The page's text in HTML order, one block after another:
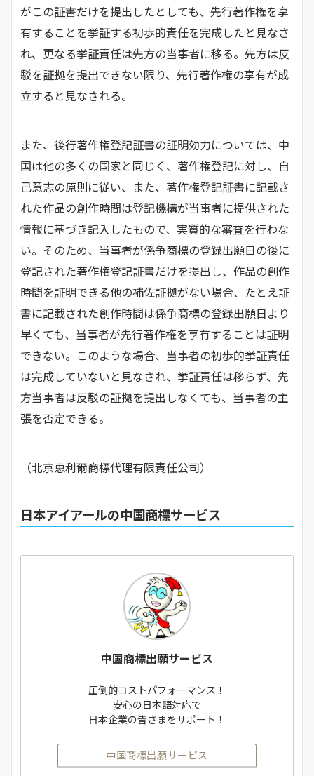
がこの証書だけを提出したとしても、先行著作権を享
有することを挙証する初歩的責任を完成したと見なさ
れ、更なる挙証責任は先方の当事者に移る。先方は反
駁を証拠を提出できない限り、先行著作権の享有が成
立すると見なされる。
また、後行著作権登記証書の証明効力については、中
国は他の多くの国家と同じく、著作権登記に対し、自
己意志の原則に従い、また、著作権登記証書に記載さ
れた作品の創作時間は登記機構が当事者に提供された
情報に基づき記入したもので、実質的な審査を行わな
い。そのため、当事者が係争商標の登録出願日の後に
登記された著作権登記証書だけを提出し、作品の創作
時間を証明できる他の補佐証拠がない場合、たとえ証
書に記載された創作時間は係争商標の登録出願日より
早くても、当事者が先行著作権を享有することは証明
できない。このような場合、当事者の初歩的挙証責任
は完成していないと見なされ、挙証責任は移らず、先
方当事者は反駁の証拠を提出しなくても、当事者の主
張を否定できる。
（北京恵利爾商標代理有限責任公司）
日本アイアールの中国商標サービス
中国商標出願サービス
圧倒的コストパフォーマンス！
安心の日本語対応で
日本企業の皆さまをサポート！
中国商標出願サービス